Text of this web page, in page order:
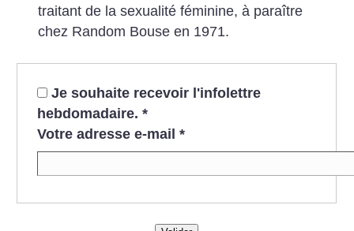
traitant de la sexualité féminine, à pa­raître
chez Random Bouse en 1971.
Je souhaite recevoir l'infolettre
hebdomadaire. *
Votre adresse e-mail *